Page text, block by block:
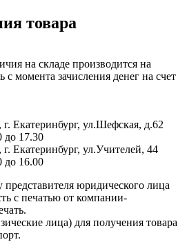
товара
на складе производится на
момента зачисления денег на счет
г. Екатеринбург, ул.Шефская, д.62
до 17.30
Екатеринбург, ул.Учителей, 44
до 16.00
юридического лица
с печатью от компании-
лица) для получения товара